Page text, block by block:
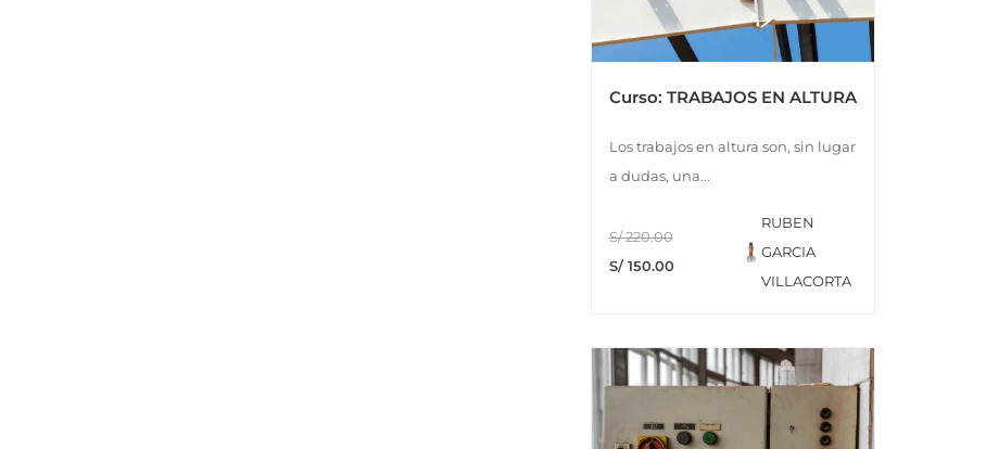
Curso: TRABAJOS EN ALTURA
Los trabajos en altura son, sin lugar
a dudas, una...
S/ 220.00
S/ 150.00
RUBEN
GARCIA
VILLACORTA